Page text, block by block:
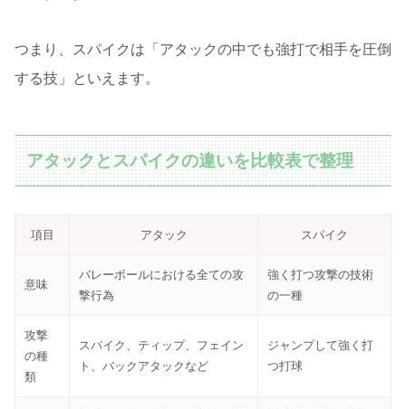
つまり、スパイクは「アタックの中でも強打で相手を圧倒
する技」といえます。
アタックとスパイクの違いを比較表で整理
項目 アタック スパイク
意味
バレーボールにおける全ての攻
撃行為
強く打つ攻撃の技術
の一種
攻撃
の種
類
スパイク、ティップ、フェイン
ト、バックアタックなど
ジャンプして強く打
つ打球